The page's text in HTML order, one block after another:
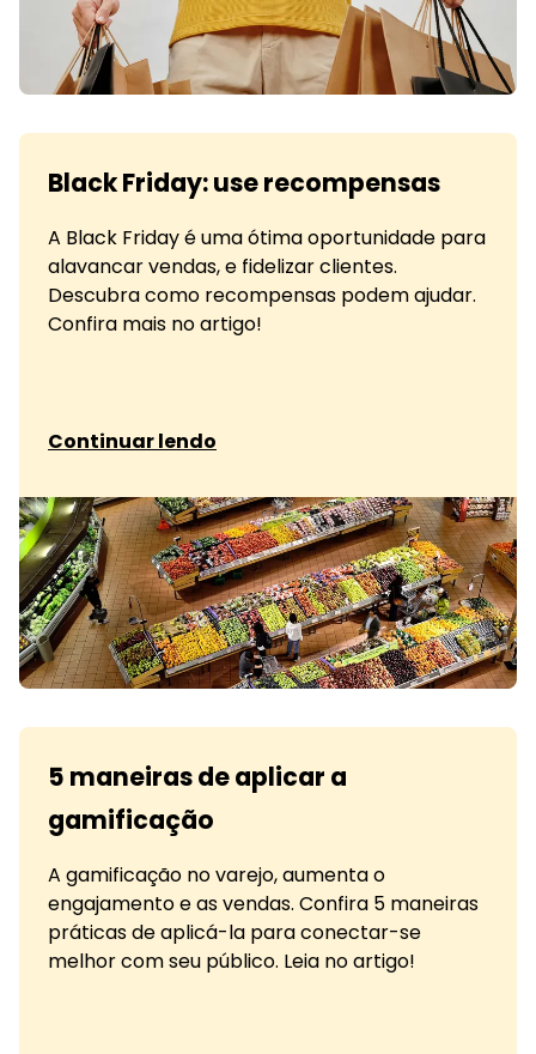
Black Friday: use recompensas
A Black Friday é uma ótima oportunidade para
alavancar vendas, e fidelizar clientes.
Descubra como recompensas podem ajudar.
Confira mais no artigo!
Continuar lendo
5 maneiras de aplicar a
gamificação
A gamificação no varejo, aumenta o
engajamento e as vendas. Confira 5 maneiras
práticas de aplicá-la para conectar-se
melhor com seu público. Leia no artigo!